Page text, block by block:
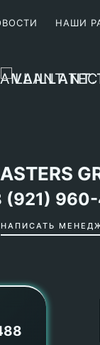
НАШИ
(921)
НАПИСАТЬ